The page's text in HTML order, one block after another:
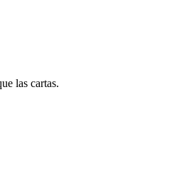
las cartas.